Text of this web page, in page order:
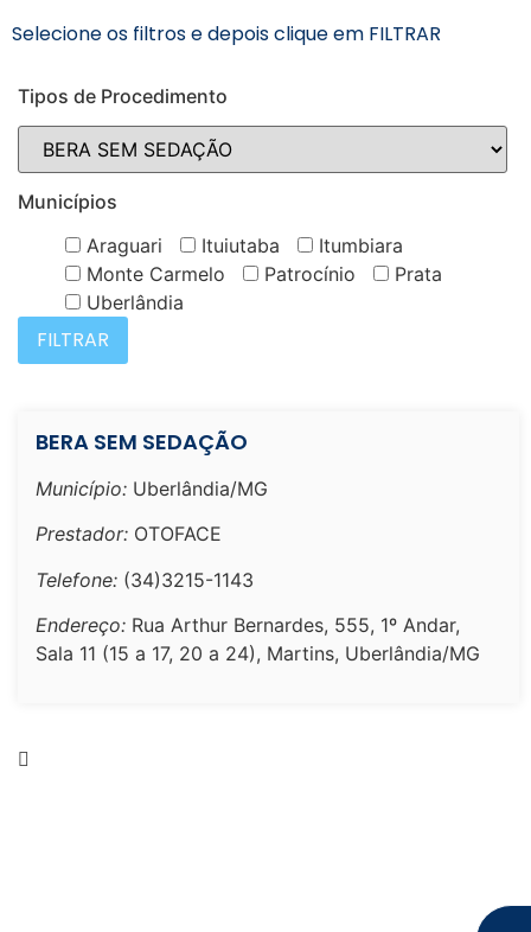
Selecione os filtros e depois clique em FILTRAR
Tipos de Procedimento
Municípios
Araguari
Ituiutaba
Itumbiara
Monte Carmelo
Patrocínio
Prata
Uberlândia
BERA SEM SEDAÇÃO
Município: Uberlândia/MG
Prestador: OTOFACE
Telefone: (34)3215-1143
Endereço: Rua Arthur Bernardes, 555, 1º Andar,
Sala 11 (15 a 17, 20 a 24), Martins, Uberlândia/MG